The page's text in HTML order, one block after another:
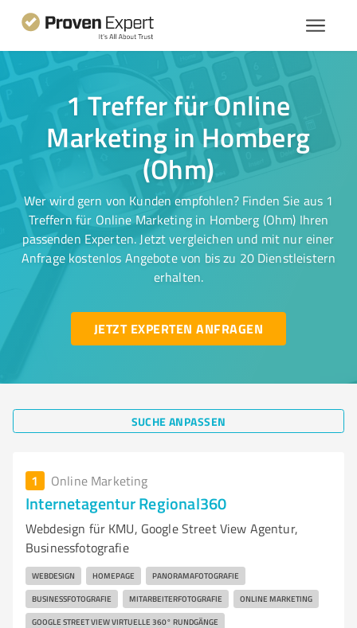
1 Treffer für Online
Marketing in Homberg
(Ohm)
Wer wird gern von Kunden empfohlen? Finden Sie aus 1
Treffern für Online Marketing in Homberg (Ohm) Ihren
passenden Experten. Jetzt vergleichen und mit nur einer
Anfrage kostenlos Angebote von bis zu 20 Dienstleistern
erhalten.
JETZT EXPERTEN ANFRAGEN
SUCHE ANPASSEN
1 Online Marketing
Internetagentur Regional360
Webdesign für KMU, Google Street View Agentur,
Businessfotografie
WEBDESIGN HOMEPAGE PANORAMAFOTOGRAFIE
BUSINESSFOTOGRAFIE MITARBEITERFOTOGRAFIE ONLINE MARKETING
GOOGLE STREET VIEW VIRTUELLE 360° RUNDGÄNGE